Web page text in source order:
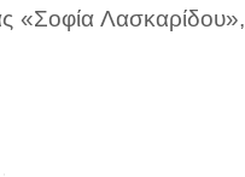
«Σοφία Λασκαρίδου»,